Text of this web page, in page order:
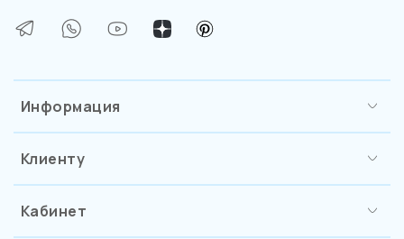
Информация
Клиенту
Кабинет